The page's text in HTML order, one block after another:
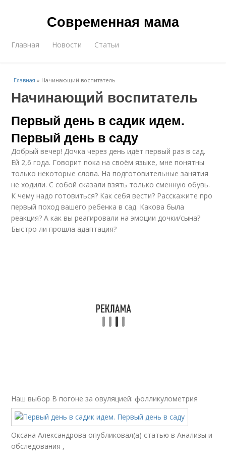
Современная мама
Главная Новости Статьи
Главная » Начинающий воспитатель
Начинающий воспитатель
Первый день в садик идем.
Первый день в саду
Добрый вечер! Дочка через день идёт первый раз в сад.
Ей 2,6 года. Говорит пока на своём языке, мне понятны
только некоторые слова. На подготовительные занятия
не ходили. С собой сказали взять только сменную обувь.
К чему надо готовиться? Как себя вести? Расскажите про
первый поход вашего ребенка в сад. Какова была
реакция? А как вы реагировали на эмоции дочки/сына?
Быстро ли прошла адаптация?
Наш выбор В погоне за овуляцией: фолликулометрия
Оксана Александрова опубликовал(а) статью в Анализы и
обследования ,